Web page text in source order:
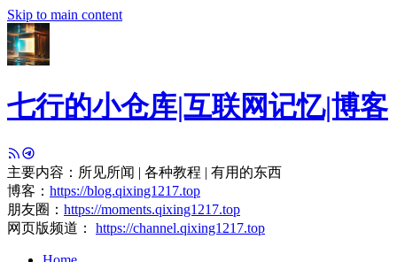
Skip to main content
七行的小仓库|互联网记忆|博客
主要内容：所见所闻 | 各种教程 | 有用的东西
博客： https://blog.qixing1217.top
朋友圈： https://moments.qixing1217.top
网页版频道： https://channel.qixing1217.top